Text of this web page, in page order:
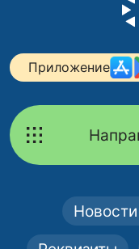
Приложение